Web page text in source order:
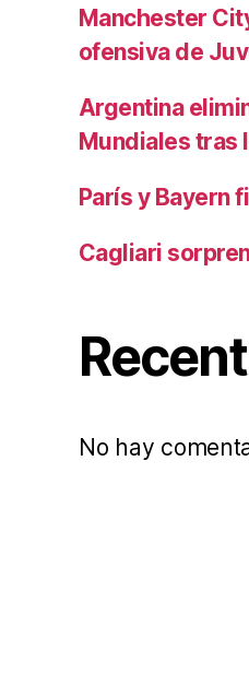
Manchester
ofensiva de
Argentina
Mundiales tras
París y Bayern
Cagliari
No hay